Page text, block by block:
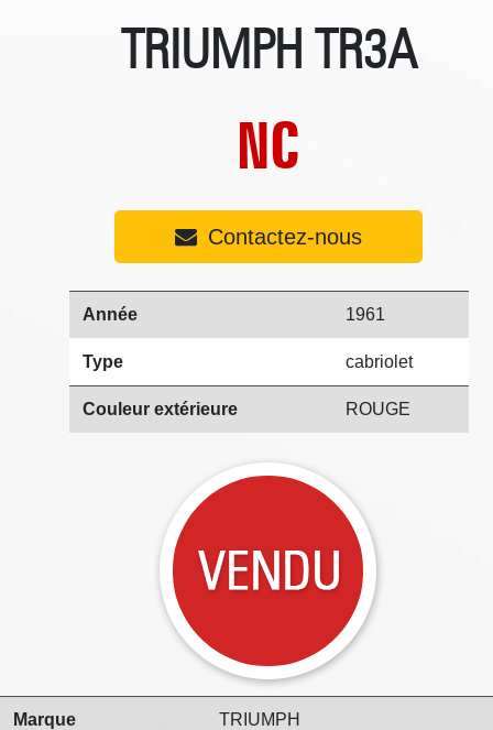
TRIUMPH TR3A
NC
Contactez-nous
Année 1961
Type cabriolet
Couleur extérieure ROUGE
Marque TRIUMPH